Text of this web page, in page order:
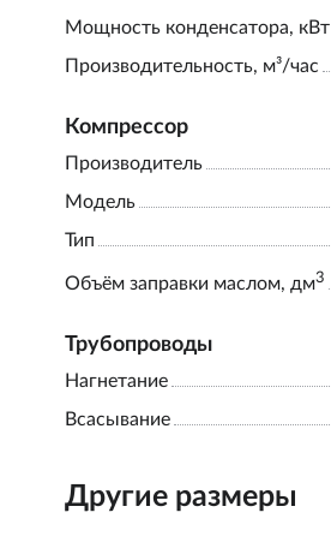
Мощность конденсатора, кВт
Производительность, м³/час
Компрессор
Производитель
Модель
Тип
Объём заправки маслом, дм3
Трубопроводы
Нагнетание
Всасывание
Другие размеры